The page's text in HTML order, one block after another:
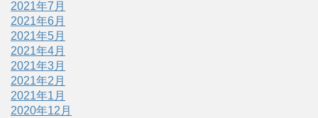
2021年7月
2021年6月
2021年5月
2021年4月
2021年3月
2021年2月
2021年1月
2020年12月